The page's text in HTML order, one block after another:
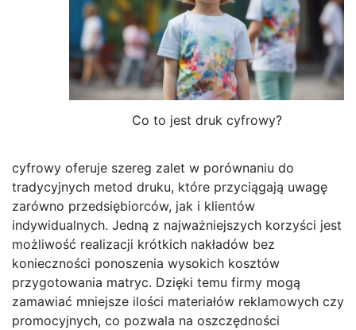
Co to jest druk cyfrowy?
cyfrowy oferuje szereg zalet w porównaniu do
tradycyjnych metod druku, które przyciągają uwagę
zarówno przedsiębiorców, jak i klientów
indywidualnych. Jedną z najważniejszych korzyści jest
możliwość realizacji krótkich nakładów bez
konieczności ponoszenia wysokich kosztów
przygotowania matryc. Dzięki temu firmy mogą
zamawiać mniejsze ilości materiałów reklamowych czy
promocyjnych, co pozwala na oszczędności